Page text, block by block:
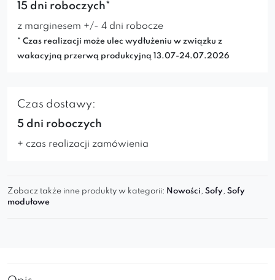
15 dni roboczych*
z marginesem +/- 4 dni robocze
* Czas realizacji może ulec wydłużeniu w związku z
wakacyjną przerwą produkcyjną 13.07-24.07.2026
Czas dostawy:
5 dni roboczych
+ czas realizacji zamówienia
Zobacz także inne produkty w kategorii: Nowości, Sofy, Sofy
modułowe